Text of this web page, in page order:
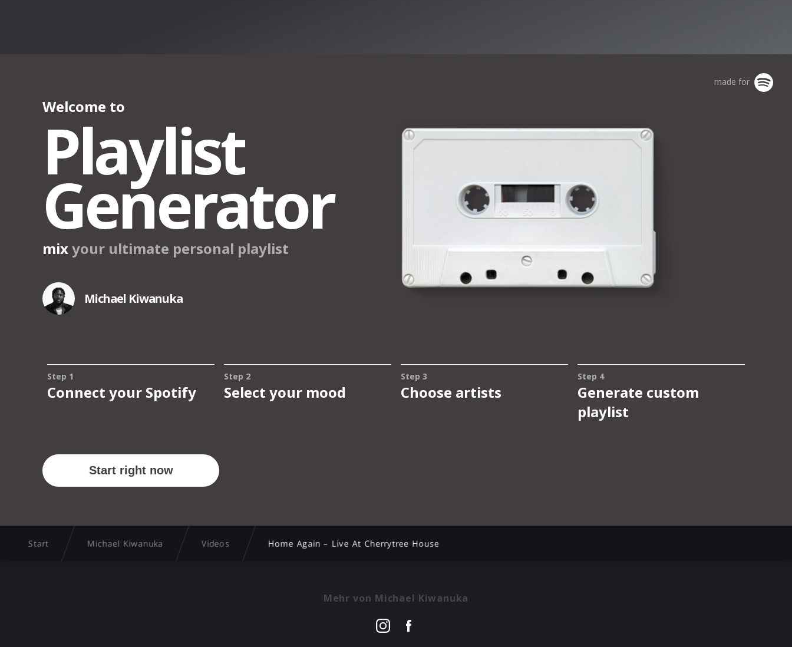
Start Michael Kiwanuka Videos Home Again – Live At Cherrytree House
Mehr von Michael Kiwanuka